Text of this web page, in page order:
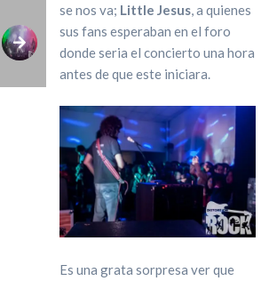
se nos va; Little Jesus, a quienes
sus fans esperaban en el foro
donde seria el concierto una hora
antes de que este iniciara.
Es una grata sorpresa ver que